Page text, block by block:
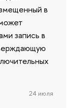
в
запись в
24 июля